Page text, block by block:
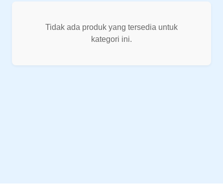
Tidak ada produk yang tersedia untuk
kategori ini.